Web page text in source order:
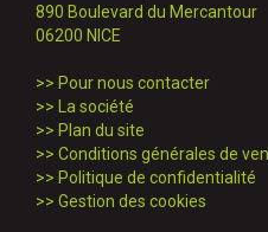
890 Boulevard du Mercantour
06200 NICE
>> Pour nous contacter
>>
La société
>> Plan du site
>> Conditions générales de
>> Politique de confidentialité
>> Gestion des cookies